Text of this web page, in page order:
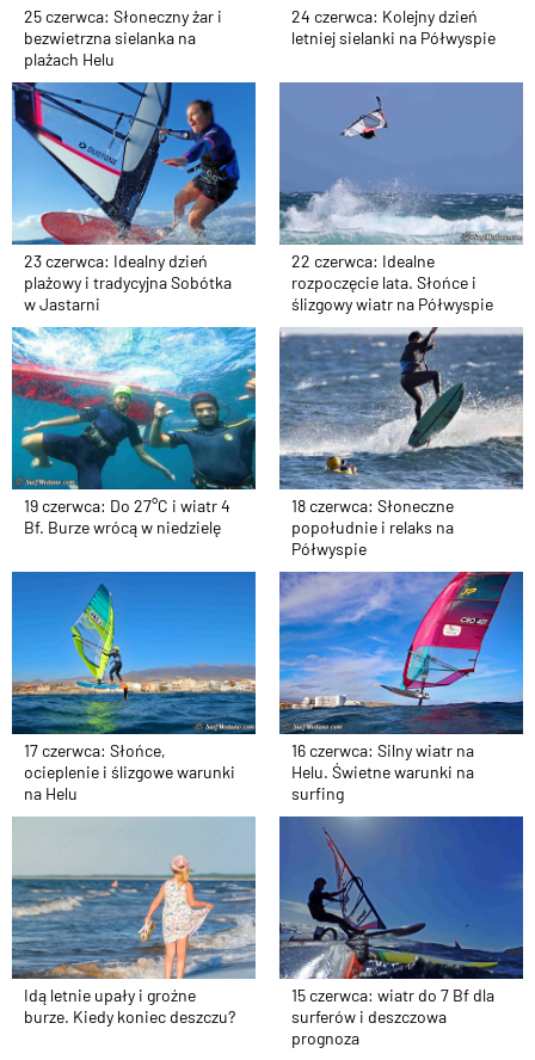
25 czerwca: Słoneczny żar i
bezwietrzna sielanka na
plażach Helu
24 czerwca: Kolejny dzień
letniej sielanki na Półwyspie
23 czerwca: Idealny dzień
plażowy i tradycyjna Sobótka
w Jastarni
22 czerwca: Idealne
rozpoczęcie lata. Słońce i
ślizgowy wiatr na Półwyspie
19 czerwca: Do 27°C i wiatr 4
Bf. Burze wrócą w niedzielę
18 czerwca: Słoneczne
popołudnie i relaks na
Półwyspie
17 czerwca: Słońce,
ocieplenie i ślizgowe warunki
na Helu
16 czerwca: Silny wiatr na
Helu. Świetne warunki na
surfing
Idą letnie upały i groźne
burze. Kiedy koniec deszczu?
15 czerwca: wiatr do 7 Bf dla
surferów i deszczowa
prognoza